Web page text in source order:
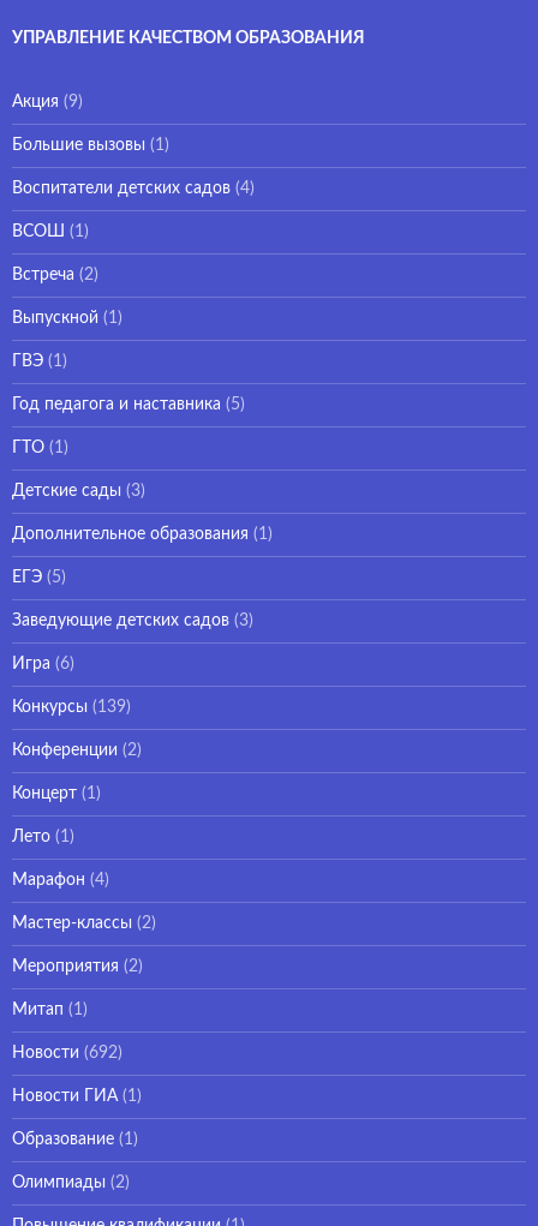
УПРАВЛЕНИЕ КАЧЕСТВОМ ОБРАЗОВАНИЯ
Акция (9)
Большие вызовы (1)
Воспитатели детских садов (4)
ВСОШ (1)
Встреча (2)
Выпускной (1)
ГВЭ (1)
Год педагога и наставника (5)
ГТО (1)
Детские сады (3)
Дополнительное образования (1)
ЕГЭ (5)
Заведующие детских садов (3)
Игра (6)
Конкурсы (139)
Конференции (2)
Концерт (1)
Лето (1)
Марафон (4)
Мастер-классы (2)
Мероприятия (2)
Митап (1)
Новости (692)
Новости ГИА(1)
Образование (1)
Олимпиады (2)